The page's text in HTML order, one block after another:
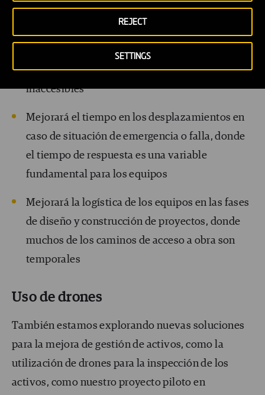
SETTINGS
REJECT
implementación mediante una aplicación
Promoverá un mayor conocimiento del
entorno, incluida la identificación de tramos
inaccesibles
Mejorará el tiempo en los desplazamientos en
caso de situación de emergencia o falla, donde
el tiempo de respuesta es una variable
fundamental para los equipos
Mejorará la logística de los equipos en las fases
de diseño y construcción de proyectos, donde
muchos de los caminos de acceso a obra son
temporales
Uso de drones
También estamos explorando nuevas soluciones
para la mejora de gestión de activos, como la
utilización de drones para la inspección de los
activos, como nuestro proyecto piloto en